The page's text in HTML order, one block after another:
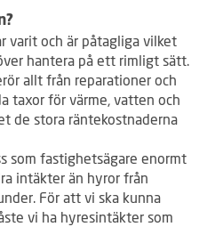
varit och är påtagliga vilket
hantera på ett rimligt sätt.
allt från reparationer och
taxor för värme, vatten och
de stora räntekostnaderna
som fastighetsägare enormt
intäkter än hyror från
För att vi ska kunna
vi ha hyresintäkter som